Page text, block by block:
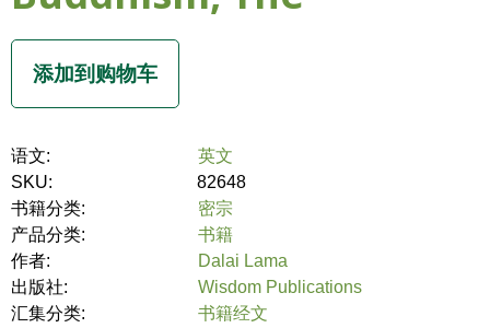
语文:
英文
SKU:
82648
书籍分类:
密宗
产品分类:
书籍
作者:
Dalai Lama
出版社:
Wisdom Publications
汇集分类:
书籍经文